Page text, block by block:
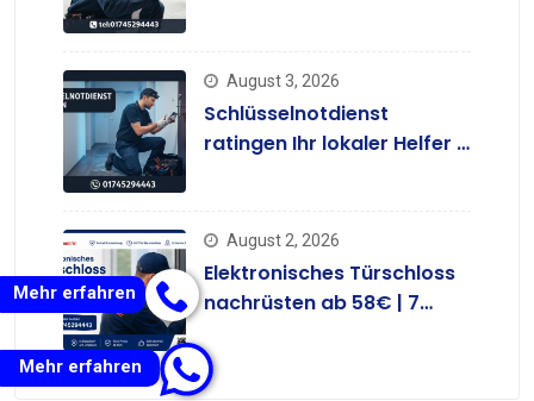
August 3, 2026
Schlüsselnotdienst
ratingen Ihr lokaler Helfer –
August 2, 2026
Elektronisches Türschloss
nachrüsten ab 58€ | 7
Mehr erfahren
Mehr erfahren